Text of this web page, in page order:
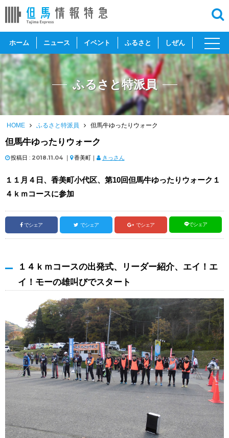
ホーム ニュース イベント ふるさと しぜん
toggle
ふるさと特派員
HOME ふるさと特派員 但馬牛ゆったりウォーク
但馬牛ゆったりウォーク
投稿日 : 2018.11.04 ｜ 香美町｜ きっさん
１１月４日、香美町小代区、第10回但馬牛ゆったりウォーク１
４ｋｍコースに参加
でシェア でシェア でシェア でシェア
１４ｋｍコースの出発式、リーダー紹介、エイ！エ
イ！モーの雄叫びでスタート